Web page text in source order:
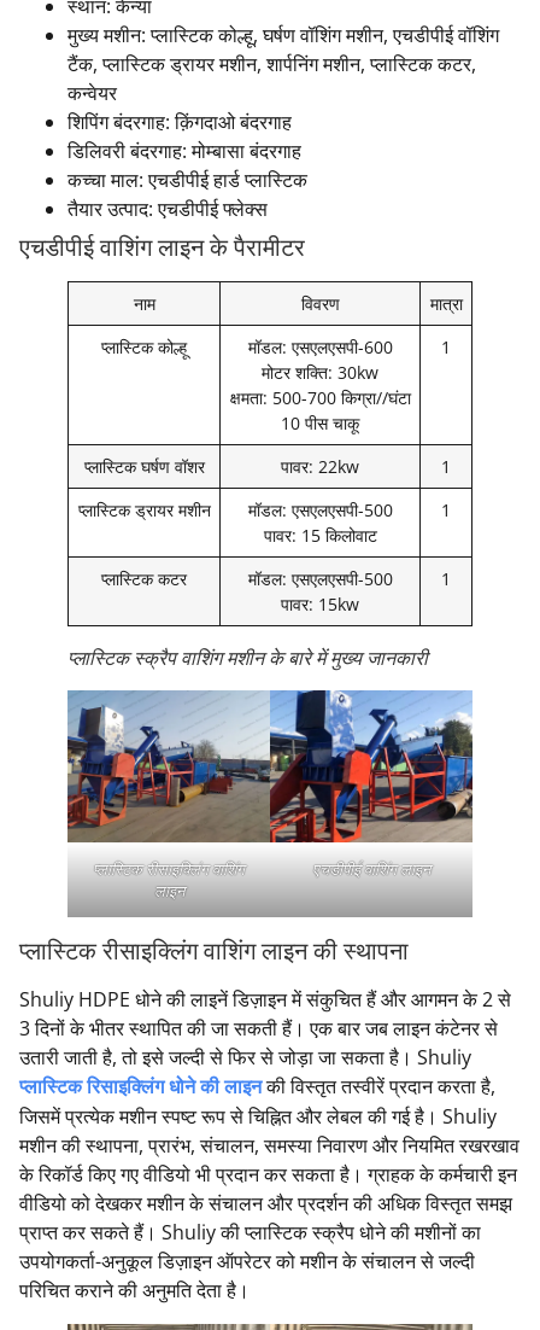
स्थान: केन्या
मुख्य मशीन: प्लास्टिक कोल्हू, घर्षण वॉशिंग मशीन, एचडीपीई वॉशिंग
टैंक, प्लास्टिक ड्रायर मशीन, शार्पनिंग मशीन, प्लास्टिक कटर,
कन्वेयर
शिपिंग बंदरगाह: क़िंगदाओ बंदरगाह
डिलिवरी बंदरगाह: मोम्बासा बंदरगाह
कच्चा माल: एचडीपीई हार्ड प्लास्टिक
तैयार उत्पाद: एचडीपीई फ्लेक्स
एचडीपीई वाशिंग लाइन के पैरामीटर
नाम विवरण
मात्रा
प्लास्टिक कोल्हू
मॉडल: एसएलएसपी-600
मोटर शक्ति: 30kw
क्षमता: 500-700 किग्रा//घंटा
10 पीस चाकू
1
प्लास्टिक घर्षण वॉशर पावर: 22kw
1
प्लास्टिक ड्रायर मशीन
मॉडल: एसएलएसपी-500
पावर: 15 किलोवाट
1
प्लास्टिक कटर
मॉडल: एसएलएसपी-500
पावर: 15kw
1
प्लास्टिक स्क्रैप वाशिंग मशीन के बारे में मुख्य जानकारी
प्लास्टिक रीसाइक्लिंग वाशिंग
लाइन
एचडीपीई वाशिंग लाइन
प्लास्टिक रीसाइक्लिंग वाशिंग लाइन की स्थापना
Shuliy HDPE धोने की लाइनें डिज़ाइन में संकुचित हैं और आगमन के 2 से
3 दिनों के भीतर स्थापित की जा सकती हैं। एक बार जब लाइन कंटेनर से
उतारी जाती है, तो इसे जल्दी से फिर से जोड़ा जा सकता है। Shuliy
प्लास्टिक रिसाइक्लिंग धोने की लाइनकी विस्तृत तस्वीरें प्रदान करता है,
जिसमें प्रत्येक मशीन स्पष्ट रूप से चिह्नित और लेबल की गई है। Shuliy
मशीन की स्थापना, प्रारंभ, संचालन, समस्या निवारण और नियमित रखरखाव
के रिकॉर्ड किए गए वीडियो भी प्रदान कर सकता है। ग्राहक के कर्मचारी इन
वीडियो को देखकर मशीन के संचालन और प्रदर्शन की अधिक विस्तृत समझ
प्राप्त कर सकते हैं। Shuliy की प्लास्टिक स्क्रैप धोने की मशीनों का
उपयोगकर्ता-अनुकूल डिज़ाइन ऑपरेटर को मशीन के संचालन से जल्दी
परिचित कराने की अनुमति देता है।